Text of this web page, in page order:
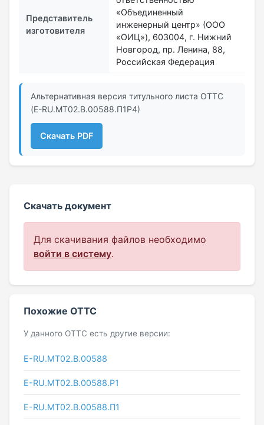
Представитель
изготовителя
«Объединенный
инженерный центр» (ООО
«ОИЦ»), 603004, г. Нижний
Новгород, пр. Ленина, 88,
Российская Федерация
Альтернативная версия титульного листа ОТТС
(E-RU.МТ02.B.00588.П1Р4)
Скачать PDF
Скачать документ
Для скачивания файлов необходимо
войти в систему.
Похожие ОТТС
У данного ОТТС есть другие версии:
E-RU.MT02.B.00588
E-RU.МТ02.B.00588.P1
E-RU.МТ02.B.00588.П1